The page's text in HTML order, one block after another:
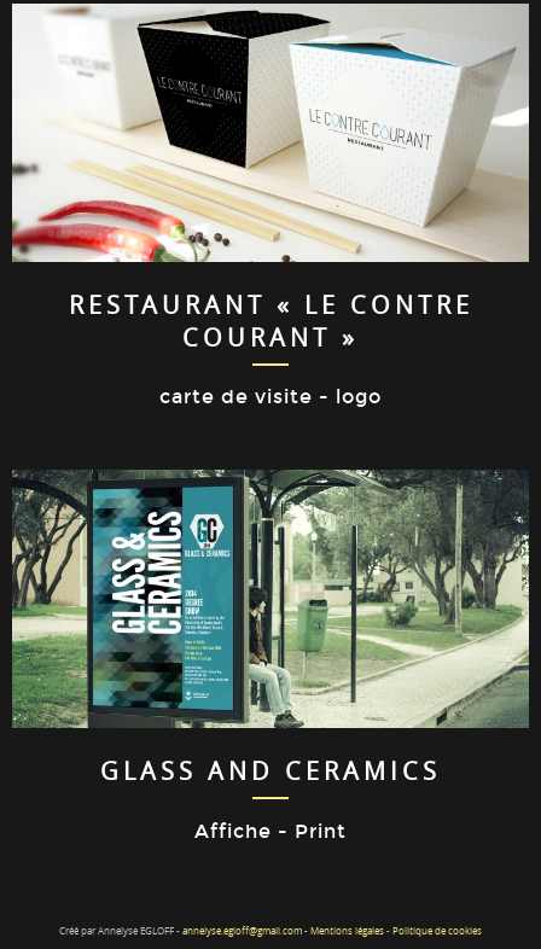
RESTAURANT « LE CONTRE
COURANT »
carte de visite - logo
GLASS AND CERAMICS
Affiche - Print
Créé par Annelyse EGLOFF - annelyse.egloff@gmail.com - Mentions légales - Politique de cookies